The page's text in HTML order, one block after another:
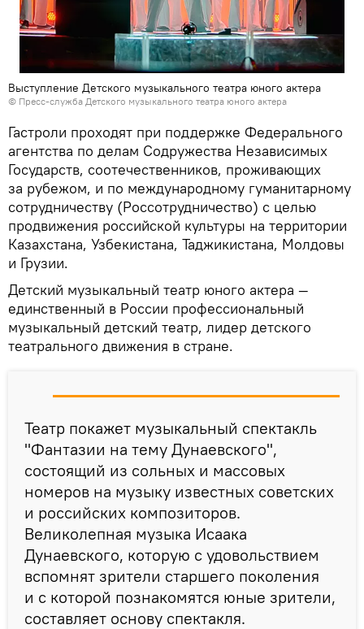
Выступление Детского музыкального театра юного актера
© Пресс-служба Детского музыкального театра юного актера
Гастроли проходят при поддержке Федерального
агентства по делам Содружества Независимых
Государств, соотечественников, проживающих
за рубежом, и по международному гуманитарному
сотрудничеству (Россотрудничество) с целью
продвижения российской культуры на территории
Казахстана, Узбекистана, Таджикистана, Молдовы
и Грузии.
Детский музыкальный театр юного актера —
единственный в России профессиональный
музыкальный детский театр, лидер детского
театрального движения в стране.
Театр покажет музыкальный спектакль
"Фантазии на тему Дунаевского",
состоящий из сольных и массовых
номеров на музыку известных советских
и российских композиторов.
Великолепная музыка Исаака
Дунаевского, которую с удовольствием
вспомнят зрители старшего поколения
и с которой познакомятся юные зрители,
составляет основу спектакля.